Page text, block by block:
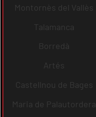
Montornès del Vallès
Talamanca
Borredà
Artés
Castellnou de Bages
Maria de Palautordera